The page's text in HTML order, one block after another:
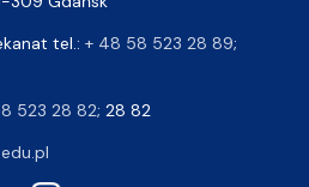
tel.: + 48 58 523 28 89;
523 28 82; 28 82